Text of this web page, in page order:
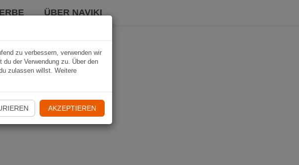
ÜBER NAVIKI
zu verbessern, verwenden wir
der Verwendung zu. Über den
zulassen willst. Weitere
AKZEPTIEREN